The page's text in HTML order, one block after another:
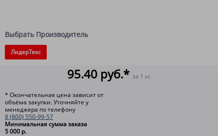
Выбрать Производитель
ЛидерТекс
95.40 руб.* за 1 кг.
* Окончательная цена зависит от
объёма закупки. Уточняйте у
менеджера по телефону
8 (800) 550-99-57
Минимальная сумма заказа
5 000 р.